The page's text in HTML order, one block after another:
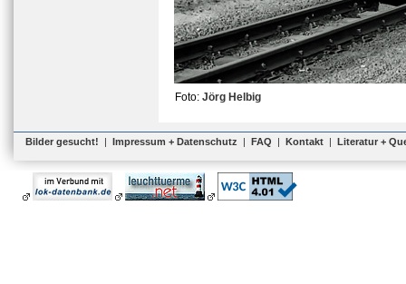
Foto: Jörg Helbig
Bilder gesucht! | Impressum + Datenschutz | FAQ | Kontakt | Literatur +